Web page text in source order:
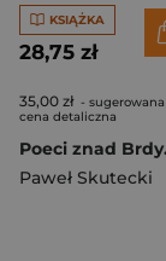
KSIĄŻKA
28,75 zł
35,00 zł - sugerowana
cena detaliczna
Paweł Skutecki